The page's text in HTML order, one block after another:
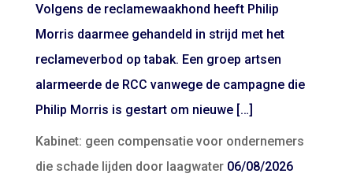
Volgens de reclamewaakhond heeft Philip
Morris daarmee gehandeld in strijd met het
reclameverbod op tabak. Een groep artsen
alarmeerde de RCC vanwege de campagne die
Philip Morris is gestart om nieuwe […]
Kabinet: geen compensatie voor ondernemers
die schade lijden door laagwater 06/08/2026